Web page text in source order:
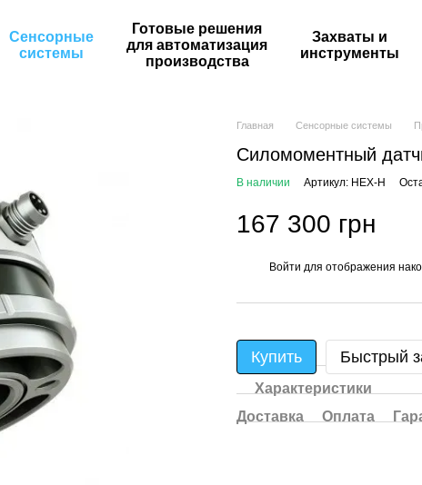
Сенсорные
системы
Готовые решения
для автоматизация
производства
Захваты и
инструменты
Главная Сенсорные системы
Силомоментный
В наличии Артикул: HEX-H
167 300 грн
Войти для отображения
Купить Быстрый
Характеристики
Доставка
Оплата